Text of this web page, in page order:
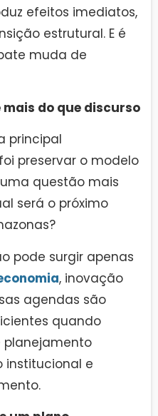
efeitos imediatos,
estrutural. E é
muda de
mais do que discurso
principal
preservar o modelo
questão mais
será o próximo
pode surgir apenas
, inovação
agendas são
quando
institucional e